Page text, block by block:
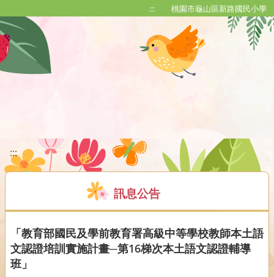
::: 桃園市龜山區新路國民小學
:::
訊息公告
「教育部國民及學前教育署高級中等學校教師本土語
文認證培訓實施計畫─第16梯次本土語文認證輔導
班」